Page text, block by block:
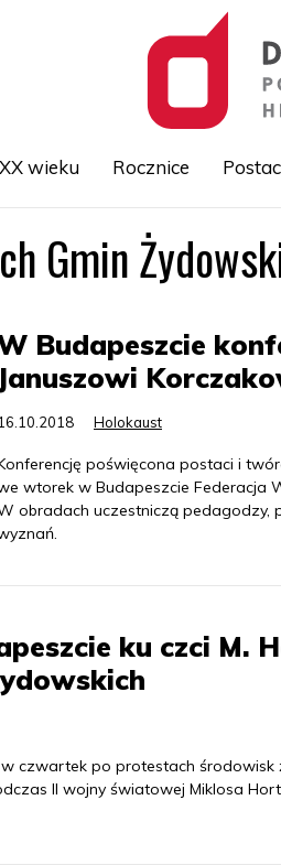
wieku Rocznice
Gmin
Budapeszcie
Januszowi
16.10.2018 Holokaust
poświęcona postaci i
wtorek w Budapeszcie Federacja
obradach uczestniczą pedagodzy,
ku czci M.
czwartek po protestach
II wojny światowej Miklosa